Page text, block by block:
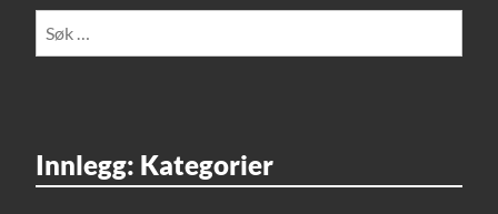
etter:
Innlegg: Kategorier